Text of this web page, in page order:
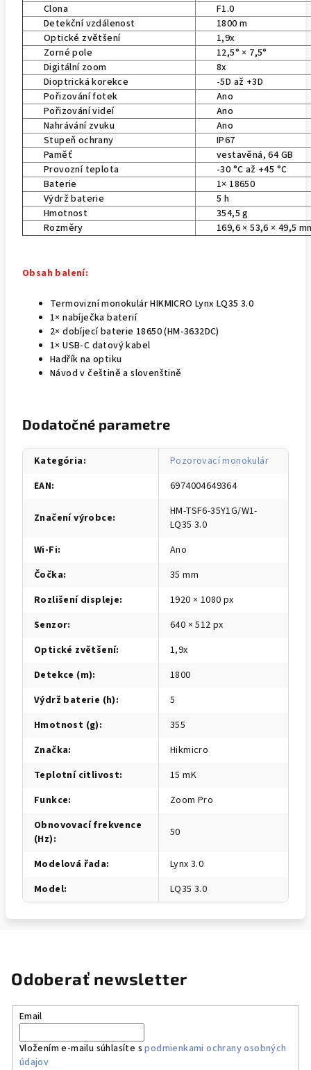
Clona
F1.0
Detekční vzdálenost
1800 m
Optické zvětšení
1,9x
Zorné pole
12,5° × 7,5°
Digitální zoom
8x
Dioptrická korekce
-5D až +3D
Pořizování fotek
Ano
Pořizování videí
Ano
Nahrávání zvuku
Ano
Stupeň ochrany
IP67
Paměť
vestavěná, 64 GB
Provozní teplota
-30 °C až +45 °C
Baterie
1× 18650
Výdrž baterie
5 h
Hmotnost
354,5 g
Rozměry
169,6 × 53,6 × 49,5
Obsah balení:
Termovizní monokulár HIKMICRO Lynx LQ35 3.0
1× nabíječka baterií
2× dobíjecí baterie 18650 (HM-3632DC)
1× USB-C datový kabel
Hadřík na optiku
Návod v češtině a slovenštině
Dodatočné parametre
Kategória:
Pozorovací monokulár
EAN: 6974004649364
Značení výrobce:
HM-TSF6-35Y1G/W1-
LQ35 3.0
Wi-Fi:
Ano
Čočka:
35 mm
Rozlišení displeje:
1920 × 1080 px
Senzor:
640 × 512 px
Optické zvětšení:
1,9x
Detekce (m):
1800
Výdrž baterie (h):
5
Hmotnost (g):
355
Značka:
Hikmicro
Teplotní citlivost:
15 mK
Funkce:
Zoom Pro
Obnovovací frekvence
(Hz): 50
Modelová řada:
Lynx 3.0
Model: LQ35 3.0
Odoberať newsletter
Email
Vložením e-mailu súhlasíte spodmienkami ochrany osobných
údajov